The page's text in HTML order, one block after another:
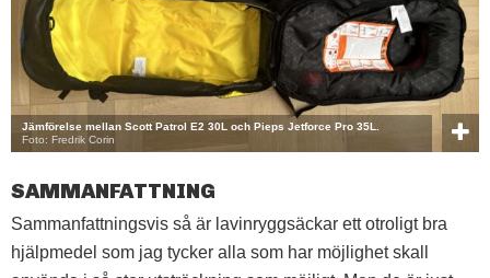
Jämförelse mellan Scott Patrol E2 30L och Pieps Jetforce Pro 35L.
Foto: Fredrik Corin
SAMMANFATTNING
Sammanfattningsvis så är lavinryggsäckar ett otroligt bra
hjälpmedel som jag tycker alla som har möjlighet skall